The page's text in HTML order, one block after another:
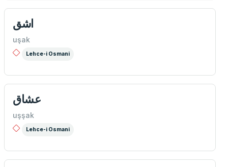
اشق
uşak
Lehce-i Osmani
عشاق
uşşak
Lehce-i Osmani